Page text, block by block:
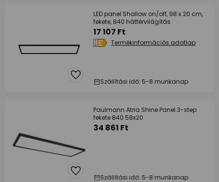
LED panel Shallow on/off, 98 x 20 cm,
fekete, 840 háttérvilágítás
17 107 Ft
Termékinformációs adatlap
Szállítási idő: 5-8 munkanap
Paulmann Atria Shine Panel 3-step
fekete 840 58x20
34 861 Ft
Szállítási idő: 5-8 munkanap